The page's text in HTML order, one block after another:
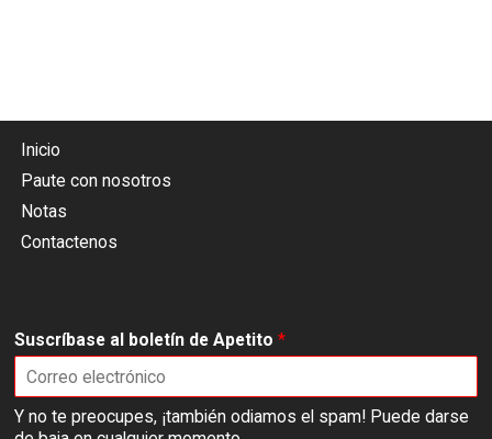
Inicio
Paute con nosotros
Notas
Contactenos
Suscríbase al boletín de Apetito *
Y no te preocupes, ¡también odiamos el spam! Puede darse